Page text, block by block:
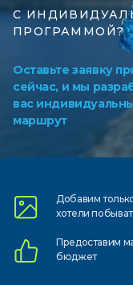
С
ПРОГРАММОЙ?
Оставьте заявку
сейчас, и мы
вас
маршрут
Добавим
хотели
Предоставим
бюджет